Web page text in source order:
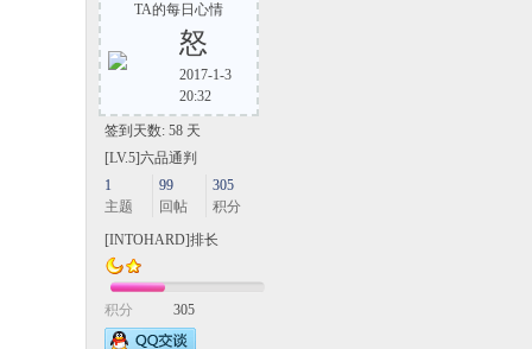
TA的每日心情
怒
2017-1-3
20:32
签到天数: 58 天
[LV.5]六品通判
1
主题
99
回帖
305
积分
[INTOHARD]排长
积分 305